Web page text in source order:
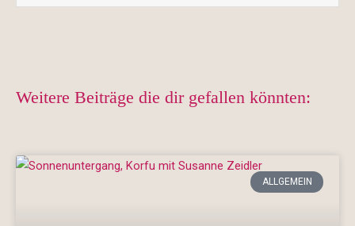
Weitere Beiträge die dir gefallen könnten:
ALLGEMEIN